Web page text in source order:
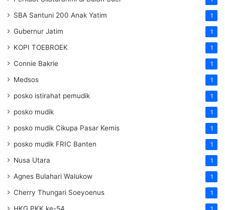
SBA Santuni 200 Anak Yatim 1
Gubernur Jatim 1
KOPI TOEBROEK 1
Connie Bakrie 1
Medsos 1
posko istirahat pemudik 1
posko mudik 1
posko mudik Cikupa Pasar Kemis 1
posko mudik FRIC Banten 1
Nusa Utara 1
Agnes Bulahari Walukow 1
Cherry Thungari Soeyoenus 1